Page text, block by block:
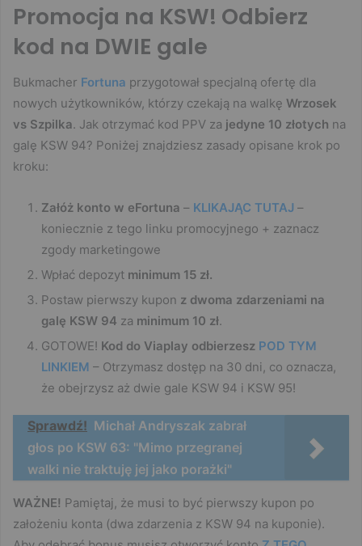
Promocja na KSW! Odbierz
kod na DWIE gale
Bukmacher Fortuna przygotował specjalną ofertę dla
nowych użytkowników, którzy czekają na walkę Wrzosek
vs Szpilka. Jak otrzymać kod PPV za jedyne 10 złotych na
galę KSW 94? Poniżej znajdziesz zasady opisane krok po
kroku:
Załóż konto w eFortuna – KLIKAJĄC TUTAJ –
koniecznie z tego linku promocyjnego + zaznacz
zgody marketingowe
Wpłać depozyt minimum 15 zł.
Postaw pierwszy kupon z dwoma zdarzeniami na
galę KSW 94 za minimum 10 zł.
GOTOWE! Kod do Viaplay odbierzesz POD TYM
LINKIEM – Otrzymasz dostęp na 30 dni, co oznacza,
że obejrzysz aż dwie gale KSW 94 i KSW 95!
Sprawdź! Michał Andryszak zabrał
głos po KSW 63: "Mimo przegranej
walki nie traktuję jej jako porażki"
WAŻNE! Pamiętaj, że musi to być pierwszy kupon po
założeniu konta (dwa zdarzenia z KSW 94 na kuponie).